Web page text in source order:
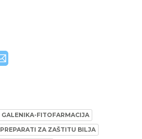
GALENIKA-FITOFARMACIJA
PREPARATI ZA ZAŠTITU BILJA